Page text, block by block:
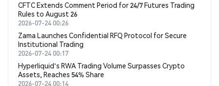
CFTC Extends Comment Period for 24/7 Futures Trading
Rules to August 26
2026-07-24 00:26
Zama Launches Confidential RFQ Protocol for Secure
Institutional Trading
2026-07-24 00:17
Hyperliquid's RWA Trading Volume Surpasses Crypto
Assets, Reaches 54% Share
2026-07-24 00:14